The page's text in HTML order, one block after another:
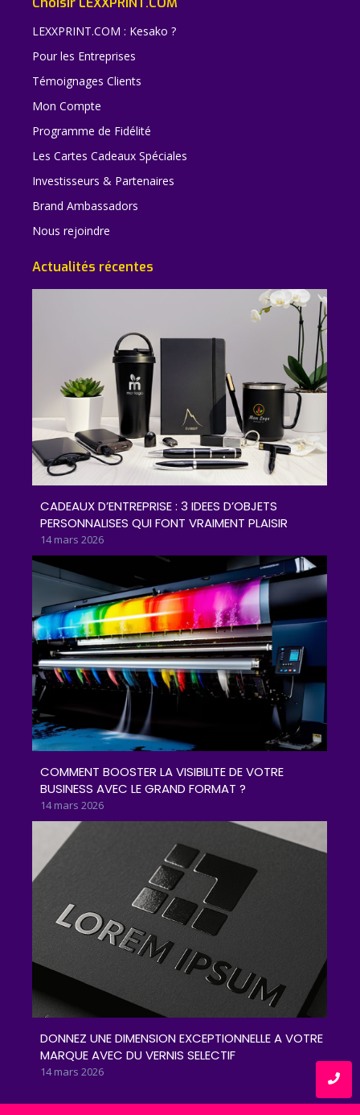
LEXXPRINT.COM : Kesako ?
Pour les Entreprises
Témoignages Clients
Mon Compte
Programme de Fidélité
Les Cartes Cadeaux Spéciales
Investisseurs & Partenaires
Brand Ambassadors
Nous rejoindre
Actualités récentes
CADEAUX D’ENTREPRISE : 3 IDEES D’OBJETS
PERSONNALISES QUI FONT VRAIMENT PLAISIR
14 mars 2026
COMMENT BOOSTER LA VISIBILITE DE VOTRE
BUSINESS AVEC LE GRAND FORMAT ?
14 mars 2026
DONNEZ UNE DIMENSION EXCEPTIONNELLE A VOTRE
MARQUE AVEC DU VERNIS SELECTIF
14 mars 2026